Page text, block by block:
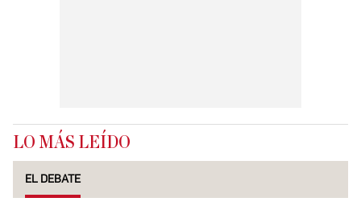
LO MÁS LEÍDO
EL DEBATE